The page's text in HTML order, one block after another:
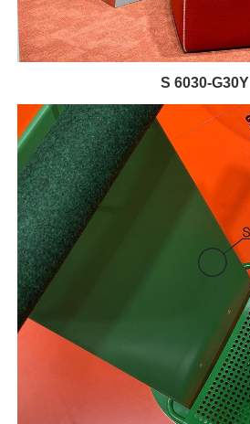
S 6030-G30Y